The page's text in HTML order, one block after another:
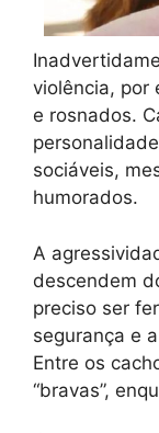
violência, por
e rosnados.
sociáveis,
humorados.
A
descendem
preciso ser
segurança e
Entre os
“bravas”,